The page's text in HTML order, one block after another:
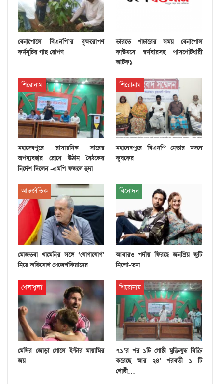
বেনাপোলে বিএনপি’র বৃক্ষরোপণ
কর্মসূচির গাছ রোপণ
ভারতে পাচারের সময় বেনাপোল
কাস্টমসে স্বর্নবারসহ পাসপোর্টধারী
আটক১
শিরোনাম
মহাদেবপুরে রাসায়নিক সারের
অপব্যবহার রোধে উঠান বৈঠকের
নির্দেশ দিলেন -এমপি ফজলে হুদা
শিরোনাম
মহাদেবপুরে বিএনপি নেতার মদদে
কৃষকের
আন্তর্জাতিক
মোজতবা খামেনির সঙ্গে ‘যোগাযোগ’
নিয়ে অভিযোগ পেজেশকিয়ানের
বিনোদন
আবারও পর্দায় ফিরছে জনপ্রিয় জুটি
নিশো–তমা
খেলাধুলা
মেসির জোড়া গোলে ইন্টার মায়ামির
জয়
শিরোনাম
৭১’র পর ১টি গোষ্ঠী মুক্তিযুদ্ধ বিক্রি
করেছে আর ২৪’ পরবর্তী ১ টি
গোষ্ঠী…